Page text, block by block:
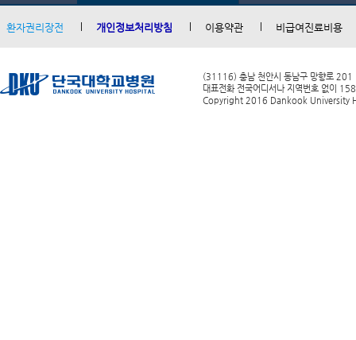
환자권리장전 개인정보처리방침 이용약관 비급여진료비용
(31116) 충남 천안시 동남구 망향로 201
대표전화 전국어디서나 지역번호 없이
Copyright 2016 Dankook University